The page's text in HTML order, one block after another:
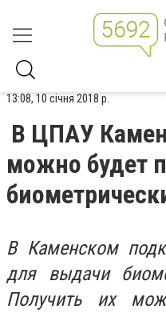
13:08, 10 січня 2018 р.
В ЦПАУ
можно будет
В Каменском
для выдачи
Получить их